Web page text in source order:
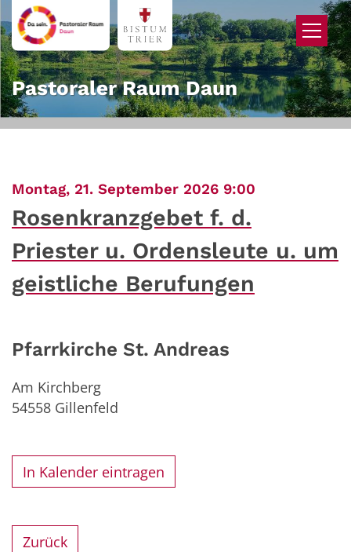
Zum Inhalt springen
Pastoraler Raum Daun
Montag, 21. September 2026 9:00
Rosenkranzgebet f. d.
Priester u. Ordensleute u. um
geistliche Berufungen
Pfarrkirche St. Andreas
Am Kirchberg
54558 Gillenfeld
In Kalender eintragen
Zurück